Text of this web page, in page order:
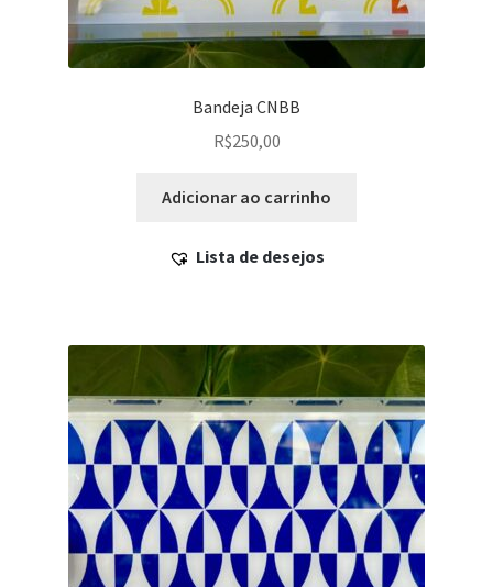
Bandeja CNBB
R$250,00
Adicionar ao carrinho
Lista de desejos